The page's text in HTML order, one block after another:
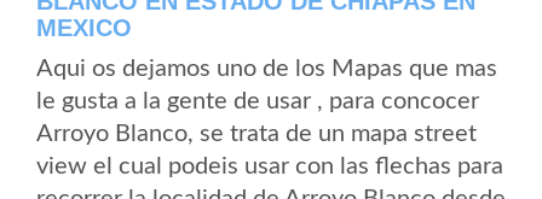
MEXICO
Aqui os dejamos uno de los Mapas que mas
le gusta a la gente de usar , para concocer
Arroyo Blanco, se trata de un mapa street
view el cual podeis usar con las flechas para